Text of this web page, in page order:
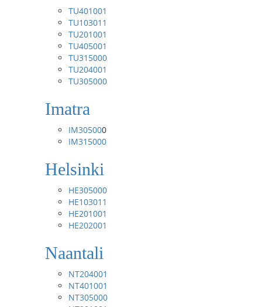
TU401001
TU103011
TU201001
TU405001
TU315000
TU204001
TU305000
Imatra
IM305000
IM315000
Helsinki
HE305000
HE103011
HE201001
HE202001
Naantali
NT204001
NT401001
NT305000